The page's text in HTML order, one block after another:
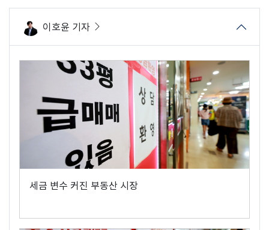
이호윤 기자
세금 변수 커진 부동산 시장